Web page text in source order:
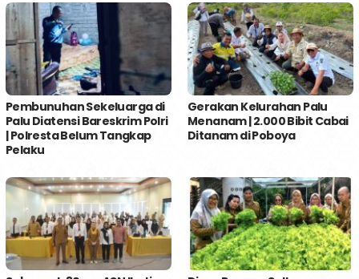
Pembunuhan Sekeluarga di
Palu Diatensi Bareskrim Polri
| Polresta Belum Tangkap
Pelaku
Gerakan Kelurahan Palu
Menanam | 2.000 Bibit Cabai
Ditanam di Poboya